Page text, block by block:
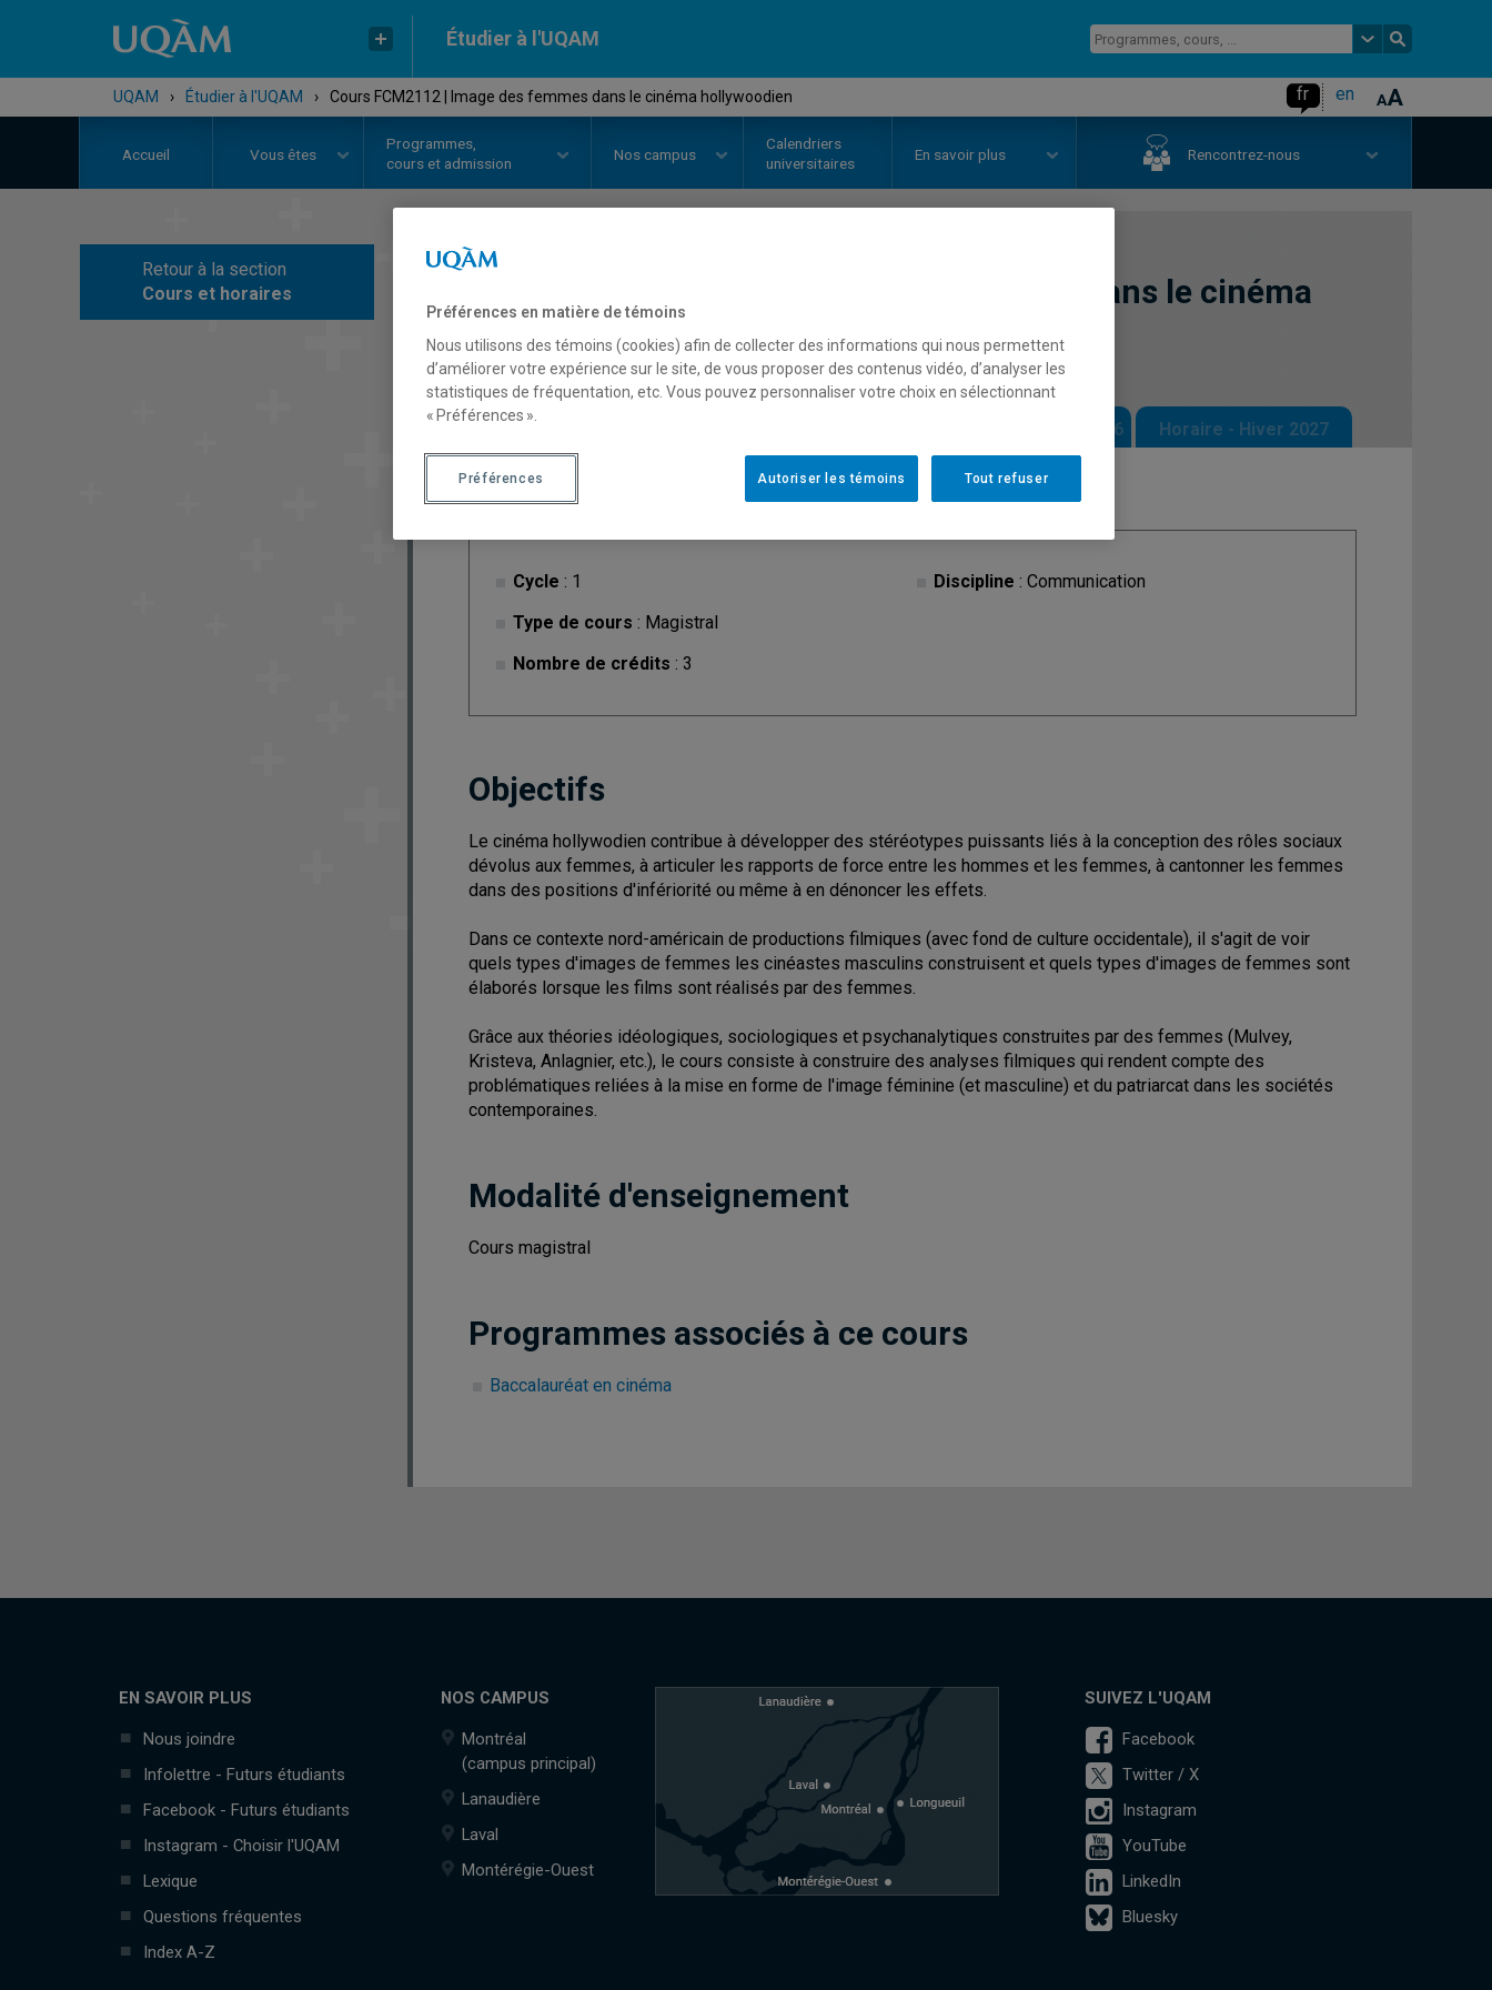
Étudier à l'UQAM
UQAM › Étudier à l'UQAM › Cours FCM2112 | Image des femmes dans le cinéma hollywoodien fr en
Accueil Vous êtes
Programmes,
cours et admission
Nos campus
Calendriers
universitaires
En savoir plus Rencontrez-nous
Retour à la section
Cours et horaires
Image des femmes dans le cinéma
hollywoodien
Horaire - Automne 2026 Horaire - Hiver 2027
Cycle : 1
Type de cours : Magistral
Nombre de crédits : 3
Discipline : Communication
Objectifs
Le cinéma hollywodien contribue à développer des stéréotypes puissants liés à la conception des rôles sociaux
dévolus aux femmes, à articuler les rapports de force entre les hommes et les femmes, à cantonner les femmes
dans des positions d'infériorité ou même à en dénoncer les effets.
Dans ce contexte nord-américain de productions filmiques (avec fond de culture occidentale), il s'agit de voir
quels types d'images de femmes les cinéastes masculins construisent et quels types d'images de femmes sont
élaborés lorsque les films sont réalisés par des femmes.
Grâce aux théories idéologiques, sociologiques et psychanalytiques construites par des femmes (Mulvey,
Kristeva, Anlagnier, etc.), le cours consiste à construire des analyses filmiques qui rendent compte des
problématiques reliées à la mise en forme de l'image féminine (et masculine) et du patriarcat dans les sociétés
contemporaines.
Modalité d'enseignement
Cours magistral
Programmes associés à ce cours
Baccalauréat en cinéma
EN SAVOIR PLUS
Nous joindre
Infolettre - Futurs étudiants
Facebook - Futurs étudiants
Instagram - Choisir l'UQAM
Lexique
Questions fréquentes
Index A-Z
NOS CAMPUS
Montréal
(campus principal)
Lanaudière
Laval
Montérégie-Ouest
SUIVEZ L'UQAM
Facebook
Twitter / X
Instagram
YouTube
LinkedIn
Bluesky
Préférences en matière de témoins
Nous utilisons des témoins (cookies) afin de collecter des informations qui nous permettent
d’améliorer votre expérience sur le site, de vous proposer des contenus vidéo, d’analyser les
statistiques de fréquentation, etc. Vous pouvez personnaliser votre choix en sélectionnant
« Préférences ».
Tout refuser
Autoriser les témoins
Préférences